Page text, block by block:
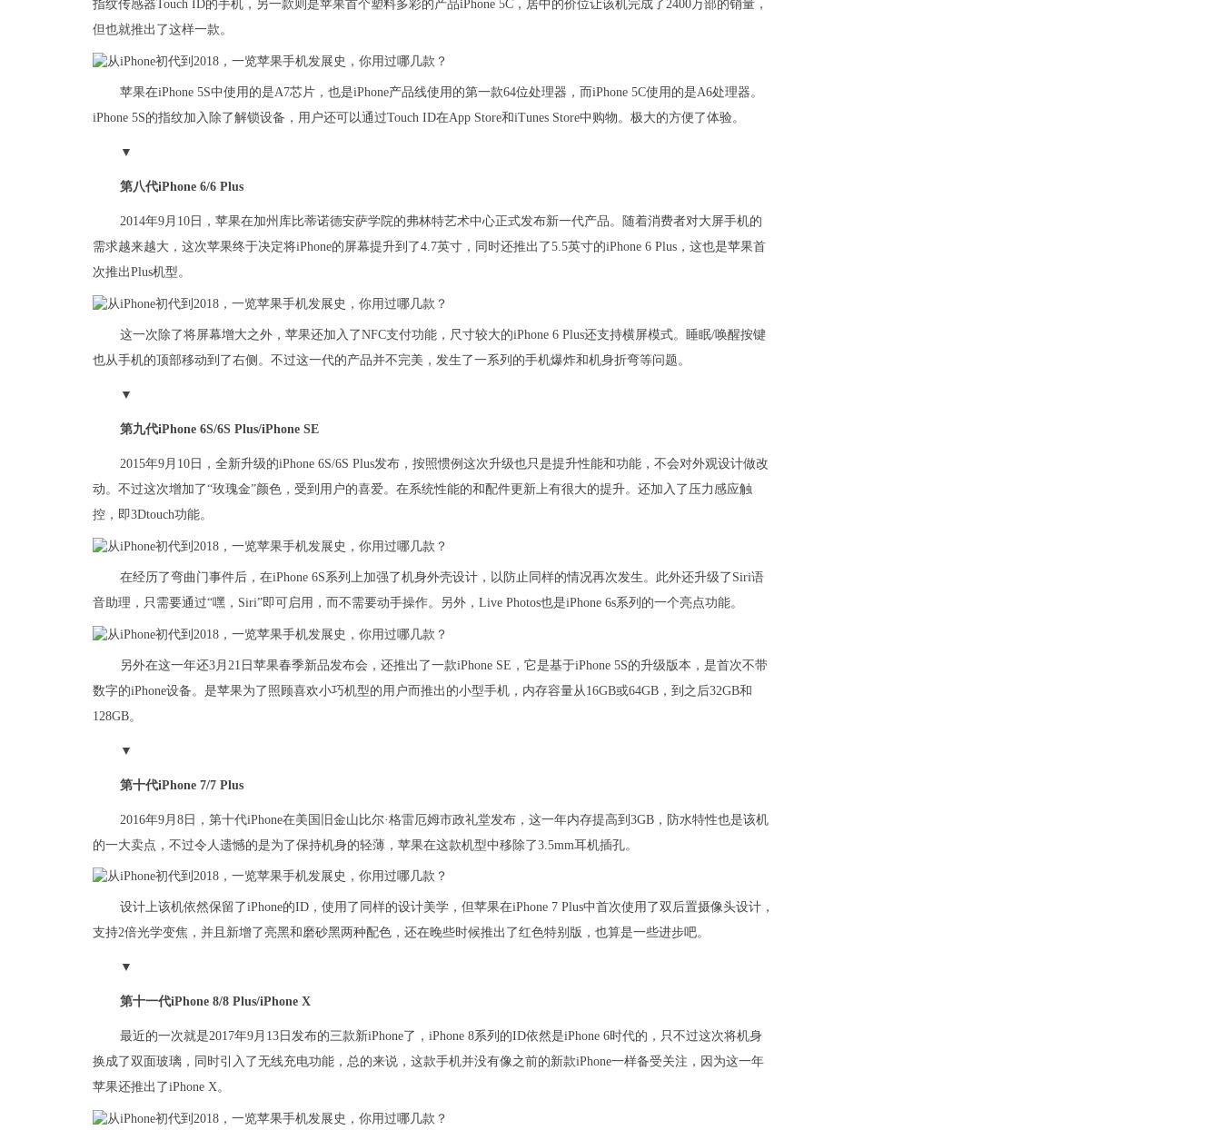
指纹传感器Touch ID的手机，另一款则是苹果首个塑料多彩的产品iPhone 5C，居中的价位让该机完成了2400万部的销量，
但也就推出了这样一款。
苹果在iPhone 5S中使用的是A7芯片，也是iPhone产品线使用的第一款64位处理器，而iPhone 5C使用的是A6处理器。
iPhone 5S的指纹加入除了解锁设备，用户还可以通过Touch ID在App Store和iTunes Store中购物。极大的方便了体验。
▼
第八代iPhone 6/6 Plus
2014年9月10日，苹果在加州库比蒂诺德安萨学院的弗林特艺术中心正式发布新一代产品。随着消费者对大屏手机的
需求越来越大，这次苹果终于决定将iPhone的屏幕提升到了4.7英寸，同时还推出了5.5英寸的iPhone 6 Plus，这也是苹果首
次推出Plus机型。
这一次除了将屏幕增大之外，苹果还加入了NFC支付功能，尺寸较大的iPhone 6 Plus还支持横屏模式。睡眠/唤醒按键
也从手机的顶部移动到了右侧。不过这一代的产品并不完美，发生了一系列的手机爆炸和机身折弯等问题。
▼
第九代iPhone 6S/6S Plus/iPhone SE
2015年9月10日，全新升级的iPhone 6S/6S Plus发布，按照惯例这次升级也只是提升性能和功能，不会对外观设计做改
动。不过这次增加了“玫瑰金”颜色，受到用户的喜爱。在系统性能的和配件更新上有很大的提升。还加入了压力感应触
控，即3Dtouch功能。
在经历了弯曲门事件后，在iPhone 6S系列上加强了机身外壳设计，以防止同样的情况再次发生。此外还升级了Siri语
音助理，只需要通过“嘿，Siri”即可启用，而不需要动手操作。另外，Live Photos也是iPhone 6s系列的一个亮点功能。
另外在这一年还3月21日苹果春季新品发布会，还推出了一款iPhone SE，它是基于iPhone 5S的升级版本，是首次不带
数字的iPhone设备。是苹果为了照顾喜欢小巧机型的用户而推出的小型手机，内存容量从16GB或64GB，到之后32GB和
128GB。
▼
第十代iPhone 7/7 Plus
2016年9月8日，第十代iPhone在美国旧金山比尔·格雷厄姆市政礼堂发布，这一年内存提高到3GB，防水特性也是该机
的一大卖点，不过令人遗憾的是为了保持机身的轻薄，苹果在这款机型中移除了3.5mm耳机插孔。
设计上该机依然保留了iPhone的ID，使用了同样的设计美学，但苹果在iPhone 7 Plus中首次使用了双后置摄像头设计，
支持2倍光学变焦，并且新增了亮黑和磨砂黑两种配色，还在晚些时候推出了红色特别版，也算是一些进步吧。
▼
第十一代iPhone 8/8 Plus/iPhone X
最近的一次就是2017年9月13日发布的三款新iPhone了，iPhone 8系列的ID依然是iPhone 6时代的，只不过这次将机身
换成了双面玻璃，同时引入了无线充电功能，总的来说，这款手机并没有像之前的新款iPhone一样备受关注，因为这一年
苹果还推出了iPhone X。